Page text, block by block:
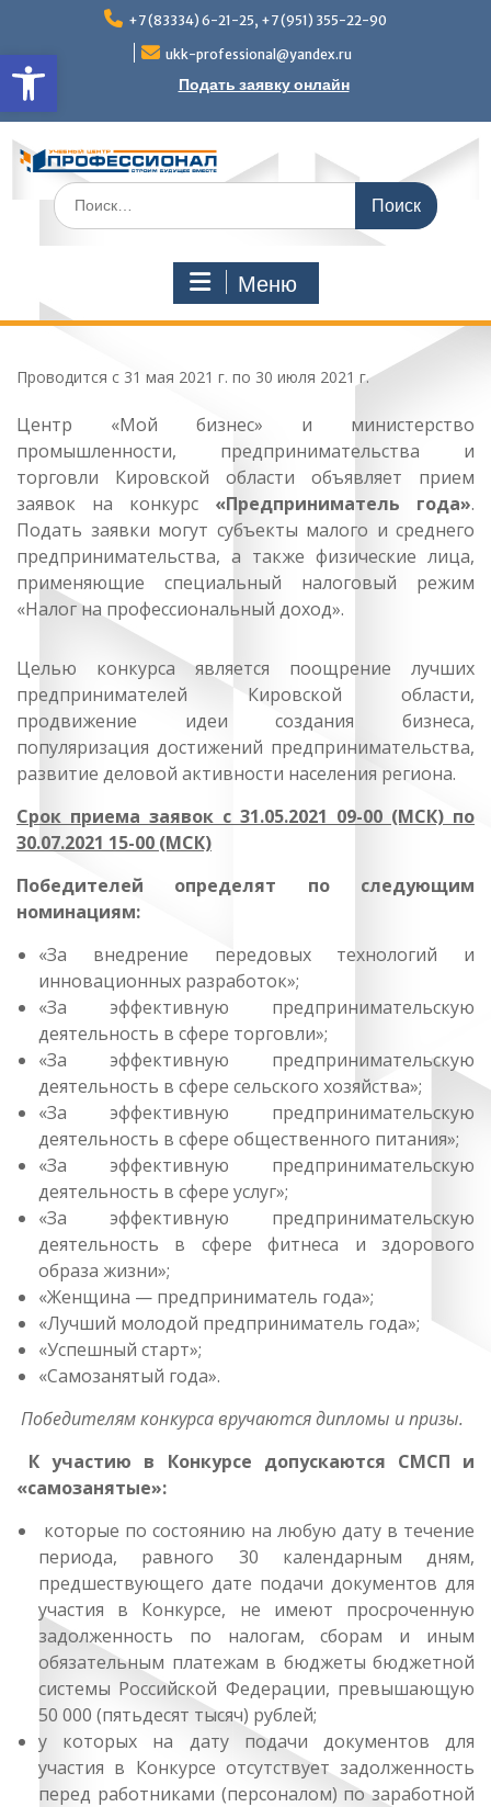
Открыть панель
содержимому
+7 (83334) 6-21-25, +7 (951) 355-22-90
ukk-professional@yandex.ru
Подать заявку онлайн
Поиск
по:
Меню
Проводится с 31 мая 2021 г. по 30 июля 2021 г.
Центр «Мой бизнес» и министерство
промышленности, предпринимательства и
торговли Кировской области объявляет прием
заявок на конкурс «Предприниматель года».
Подать заявки могут субъекты малого и среднего
предпринимательства, а также физические лица,
применяющие специальный налоговый режим
«Налог на профессиональный доход».
Целью конкурса является поощрение лучших
предпринимателей Кировской области,
продвижение идеи создания бизнеса,
популяризация достижений предпринимательства,
развитие деловой активности населения региона.
Срок приема заявок с 31.05.2021 09-00 (МСК) по
30.07.2021 15-00 (МСК)
Победителей определят по следующим
номинациям:
«За внедрение передовых технологий и
инновационных разработок»;
«За эффективную предпринимательскую
деятельность в сфере торговли»;
«За эффективную предпринимательскую
деятельность в сфере сельского хозяйства»;
«За эффективную предпринимательскую
деятельность в сфере общественного питания»;
«За эффективную предпринимательскую
деятельность в сфере услуг»;
«За эффективную предпринимательскую
деятельность в сфере фитнеса и здорового
образа жизни»;
«Женщина — предприниматель года»;
«Лучший молодой предприниматель года»;
«Успешный старт»;
«Самозанятый года».
Победителям конкурса вручаются дипломы и призы.
К участию в Конкурсе допускаются СМСП и
«самозанятые»:
которые по состоянию на любую дату в течение
периода, равного 30 календарным дням,
предшествующего дате подачи документов для
участия в Конкурсе, не имеют просроченную
задолженность по налогам, сборам и иным
обязательным платежам в бюджеты бюджетной
системы Российской Федерации, превышающую
50 000 (пятьдесят тысяч) рублей;
у которых на дату подачи документов для
участия в Конкурсе отсутствует задолженность
перед работниками (персоналом) по заработной